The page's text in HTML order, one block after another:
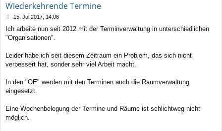
Wiederkehrende Termine
B
i
t
a
15. Jul 2017, 14:06
Ich arbeite nun seit 2012 mit der Terminverwaltung in unterschiedlichen
"Organisationen".
Leider habe ich seit diesem Zeitraum ein Problem, das sich nicht
verbessert hat, sonder sehr viel Arbeit macht.
In den "OE" werden mit den Terminen auch die Raumverwaltung
eingesetzt.
Eine Wochenbelegung der Termine und Räume ist schlichtweg nicht
möglich.